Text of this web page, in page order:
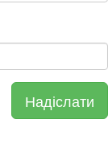
Надіслати